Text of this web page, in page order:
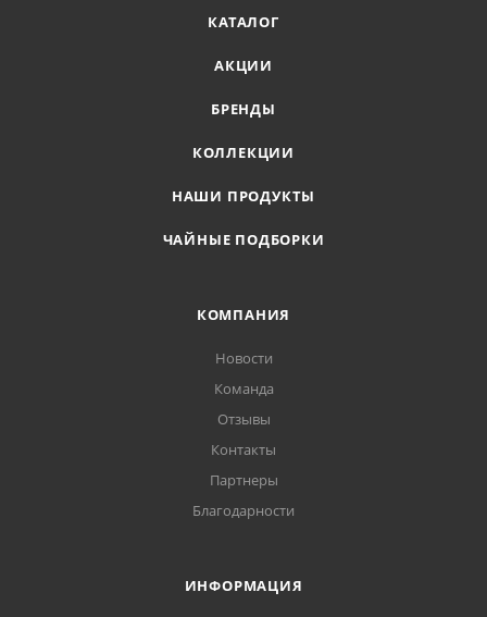
КАТАЛОГ
АКЦИИ
БРЕНДЫ
КОЛЛЕКЦИИ
НАШИ ПРОДУКТЫ
ЧАЙНЫЕ ПОДБОРКИ
КОМПАНИЯ
Новости
Команда
Отзывы
Контакты
Партнеры
Благодарности
ИНФОРМАЦИЯ